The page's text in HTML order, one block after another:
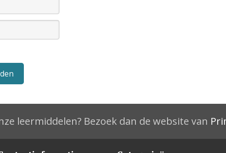
leermiddelen? Bezoek dan de website van